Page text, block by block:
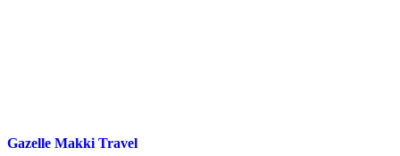
Gazelle Makki Travel